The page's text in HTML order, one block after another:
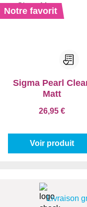
Notre favorit
Sigma Pearl
Matt
26,95 €
Voir produit
Livraison